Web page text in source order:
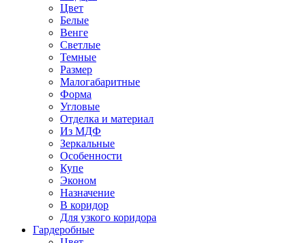
Цвет
Белые
Венге
Светлые
Темные
Размер
Малогабаритные
Форма
Угловые
Отделка и материал
Из МДФ
Зеркальные
Особенности
Купе
Эконом
Назначение
В коридор
Для узкого коридора
Гардеробные